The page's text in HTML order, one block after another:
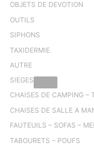
OBJETS DE DEVOTION
OUTILS
SIPHONS
TAXIDERMIE
AUTRE
SIEGES
CHAISES DE CAMPING –
CHAISES DE SALLE A
FAUTEUILS – SOFAS –
TABOURETS – POUFS